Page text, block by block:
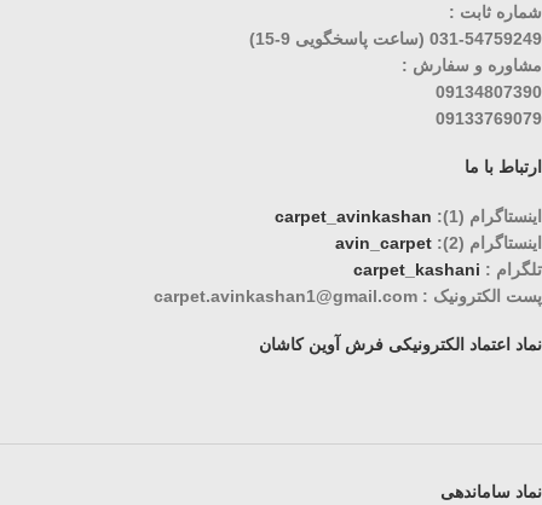
شماره ثابت :
031-54759249 (ساعت پاسخگویی 9-15)
مشاوره و سفارش :
09134807390
09133769079
ارتباط با ما
اینستاگرام (1):
carpet_avinkashan
اینستاگرام (2):
avin_carpet
تلگرام : carpet_kashani
پست الکترونیک : carpet.avinkashan1@gmail.com
نماد اعتماد الکترونیکی فرش آوین کاشان
نماد ساماندهی